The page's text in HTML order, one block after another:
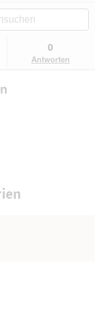
0
Antworten